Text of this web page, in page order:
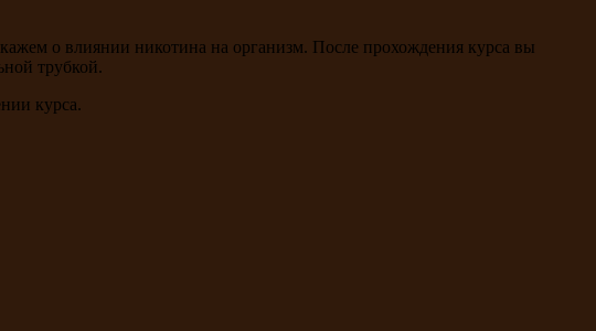
о влиянии никотина на организм. После прохождения курса вы
трубкой.
курса.